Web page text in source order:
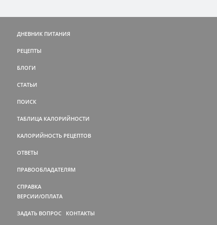
ДНЕВНИК ПИТАНИЯ
РЕЦЕПТЫ
БЛОГИ
СТАТЬИ
ПОИСК
ТАБЛИЦА КАЛОРИЙНОСТИ
КАЛОРИЙНОСТЬ РЕЦЕПТОВ
ОТВЕТЫ
ПРАВООБЛАДАТЕЛЯМ
СПРАВКА
ВЕРСИИ/ОПЛАТА
ЗАДАТЬ ВОПРОС КОНТАКТЫ